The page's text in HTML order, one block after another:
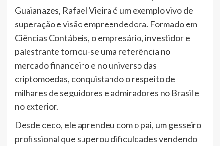
Guaianazes, Rafael Vieira é um exemplo vivo de
superação e visão empreendedora. Formado em
Ciências Contábeis, o empresário, investidor e
palestrante tornou-se uma referência no
mercado financeiro e no universo das
criptomoedas, conquistando o respeito de
milhares de seguidores e admiradores no Brasil e
no exterior.
Desde cedo, ele aprendeu com o pai, um gesseiro
profissional que superou dificuldades vendendo